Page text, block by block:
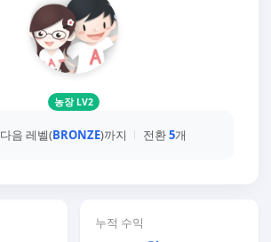
농장 LV2
다음 레벨(BRONZE)까지 전환5개
누적 수익